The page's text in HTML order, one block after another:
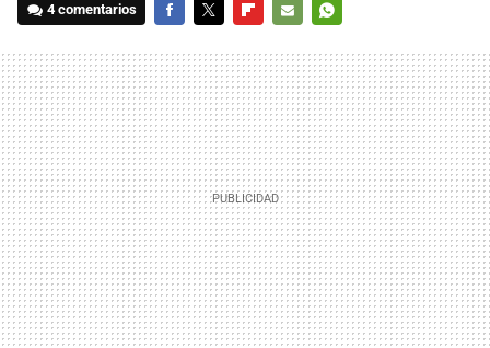
4 comentarios
MAIL